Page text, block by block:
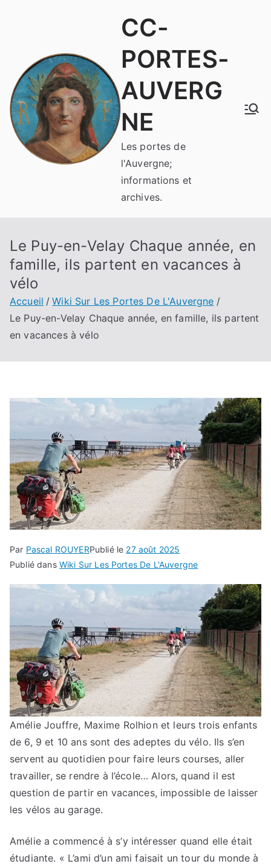
CC-
PORTES-
AUVERG
NE
Les portes de
l'Auvergne;
informations et
archives.
Le Puy-en-Velay Chaque année, en
famille, ils partent en vacances à
vélo
Accueil
Wiki Sur Les Portes De L'Auvergne
Le Puy-en-Velay Chaque année, en famille, ils partent
en vacances à vélo
Par Pascal ROUYERPublié le 27 août 2025
Publié dans Wiki Sur Les Portes De L'Auvergne
Amélie Jouffre, Maxime Rolhion et leurs trois enfants
de 6, 9 et 10 ans sont des adeptes du vélo. Ils s’en
servent au quotidien pour faire leurs courses, aller
travailler, se rendre à l’école… Alors, quand il est
question de partir en vacances, impossible de laisser
les vélos au garage.
Amélie a commencé à s’y intéresser quand elle était
étudiante. « L’ami d’un ami faisait un tour du monde à